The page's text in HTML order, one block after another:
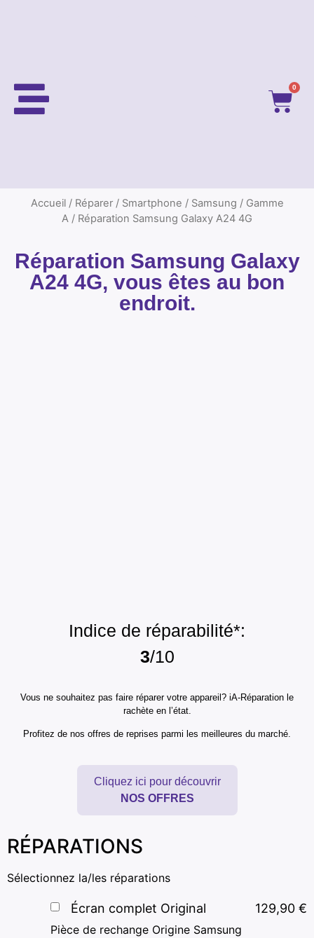
0
Accueil/ Réparer/ Smartphone / Samsung / Gamme
A / Réparation Samsung Galaxy A24 4G
Réparation Samsung Galaxy
A24 4G, vous êtes au bon
endroit.
Indice de réparabilité*:
3/10
Vous ne souhaitez pas faire réparer votre appareil? iA-Réparation le
rachète en l’état.
Profitez de nos offres de reprises parmi les meilleures du marché.
Cliquez ici pour découvrir
NOS OFFRES
RÉPARATIONS
Sélectionnez la/les réparations
Écran complet Original 129,90 €
Pièce de rechange Origine Samsung